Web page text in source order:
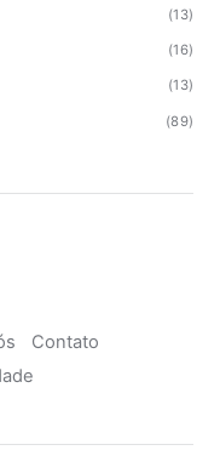
(13)
(16)
(13)
(89)
Contato